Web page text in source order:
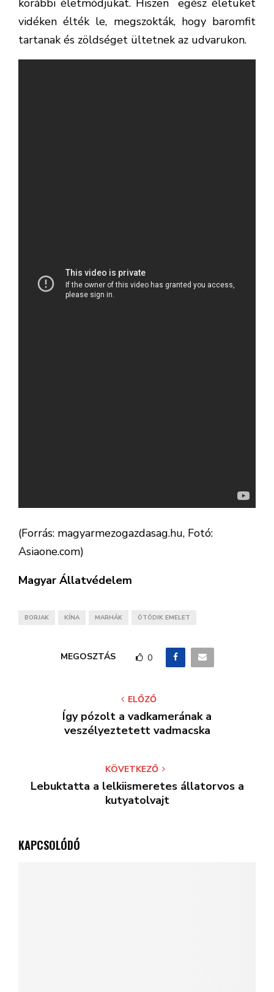
korábbi életmódjukat. Hiszen egész életüket
vidéken élték le, megszokták, hogy baromfit
tartanak és zöldséget ültetnek az udvarukon.
(Forrás: magyarmezogazdasag.hu, Fotó:
Asiaone.com)
Magyar Állatvédelem
BORJAK KÍNA MARHÁK ÖTÖDIK EMELET
MEGOSZTÁS 0
ELŐZŐ
Így pózolt a vadkamerának a
veszélyeztetett vadmacska
KÖVETKEZŐ
Lebuktatta a lelkiismeretes állatorvos a
kutyatolvajt
KAPCSOLÓDÓ